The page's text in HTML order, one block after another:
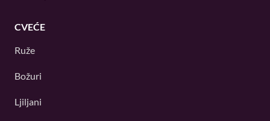
CVEĆE
Ruže
Božuri
Ljiljani